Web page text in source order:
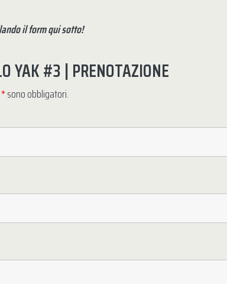
il form qui sotto!
YAK #3 | PRENOTAZIONE
*sono obbligatori.